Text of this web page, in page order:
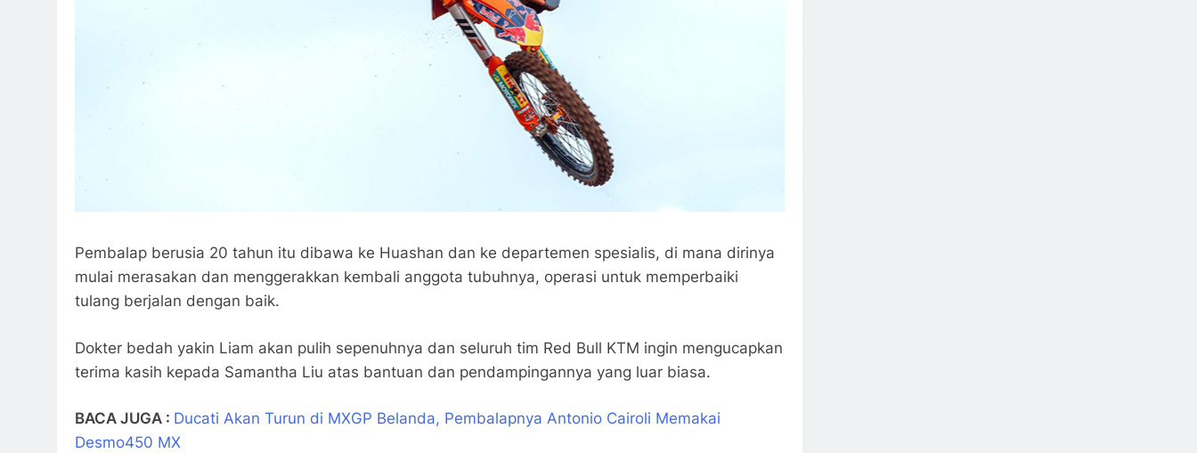
Pembalap berusia 20 tahun itu dibawa ke Huashan dan ke departemen spesialis, di mana dirinya
mulai merasakan dan menggerakkan kembali anggota tubuhnya, operasi untuk memperbaiki
tulang berjalan dengan baik.
Dokter bedah yakin Liam akan pulih sepenuhnya dan seluruh tim Red Bull KTM ingin mengucapkan
terima kasih kepada Samantha Liu atas bantuan dan pendampingannya yang luar biasa.
BACA JUGA : Ducati Akan Turun di MXGP Belanda, Pembalapnya Antonio Cairoli Memakai
Desmo450 MX